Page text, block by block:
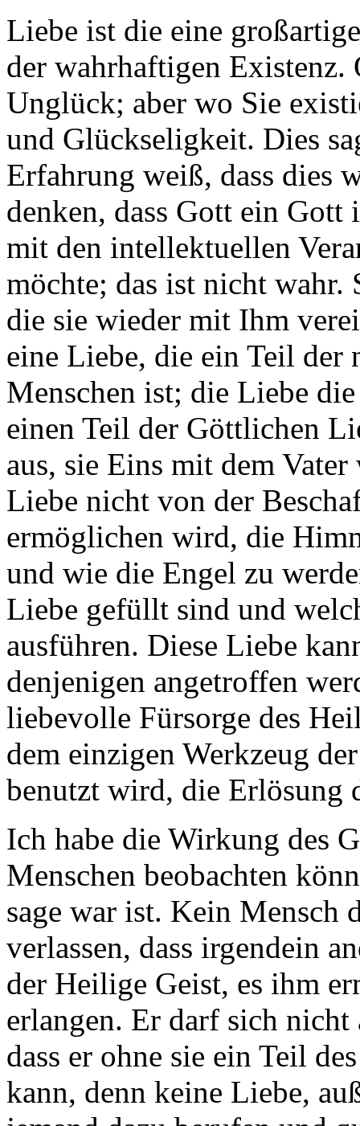
Liebe ist die eine
der wahrhaftigen Existenz.
Unglück; aber wo Sie
und Glückseligkeit. Dies
Erfahrung weiß, dass dies
denken, dass Gott ein Gott
mit den intellektuellen
möchte; das ist nicht wahr.
die sie wieder mit Ihm
eine Liebe, die ein Teil der
Menschen ist; die Liebe
einen Teil der Göttlichen
aus, sie Eins mit dem
Liebe nicht von der
ermöglichen wird, die
und wie die Engel zu
Liebe gefüllt sind und
ausführen. Diese Liebe
denjenigen angetroffen
liebevolle Fürsorge des
dem einzigen Werkzeug
benutzt wird, die Erlösung
Ich habe die Wirkung des
Menschen beobachten
sage war ist. Kein Mensch
verlassen, dass irgendein
der Heilige Geist, es ihm
erlangen. Er darf sich nicht
dass er ohne sie ein Teil
kann, denn keine Liebe,